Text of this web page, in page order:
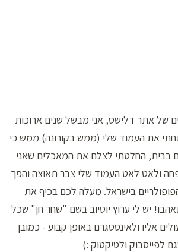
של אתר דלישס, אני מבשל שנים ארוכות
את העמוד שלי (ממש בקורונה) ממש כי
בבית, החלטתי לצלם את המאכלים שאני
ולאט לאט העמוד שלי צבר תאוצה והפך
בישראל. מעלה לכם בכיף את
יש לי ערוץ יוטיוב בשם "שחר חן" שכל
אליו ולאינסטגרם באופן קבוע - כמובן
לפייסבוק ולטיקטוק :)